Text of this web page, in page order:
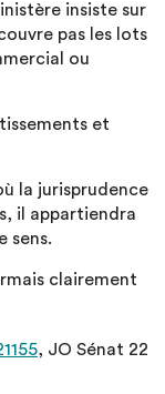
insiste sur
pas les lots
ou
et
la jurisprudence
il appartiendra
sens.
clairement
, JO Sénat 22